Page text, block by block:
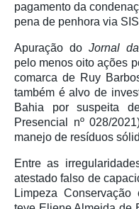
pagamento da
pena de penhora via
Apuração do Jornal
pelo menos oito ações
comarca de Ruy
também é alvo de
Bahia por suspeita
Presencial nº 028/
manejo de resíduos
Entre as
atestado falso de
Limpeza